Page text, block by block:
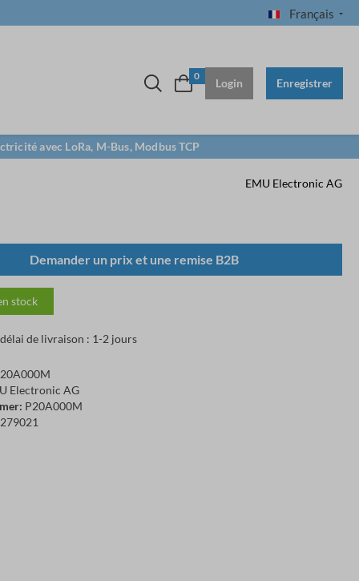
Français
0 Login Enregistrer
avec LoRa, M-Bus, Modbus TCP
EMU Electronic AG
Demander un prix et une remise B2B
stock
de livraison : 1-2 jours
Electronic AG
P20A000M